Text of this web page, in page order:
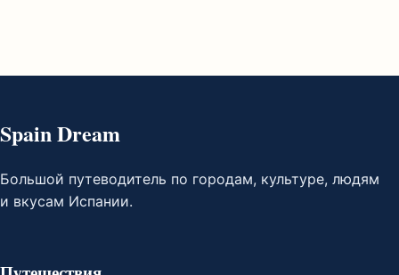
Spain Dream
Большой путеводитель по городам, культуре, людям
и вкусам Испании.